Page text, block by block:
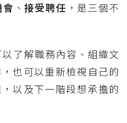
會 、接受聘任 ，是三個不
了解職務內容、組織文
也可以重新檢視自己的
以及下一階段想承擔的